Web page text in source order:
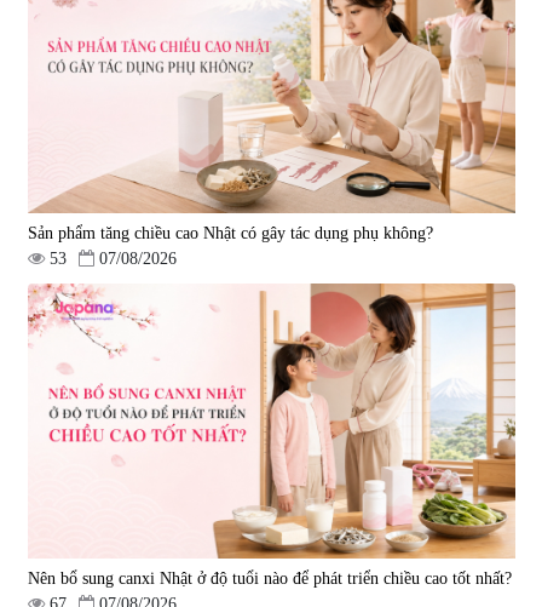
Sản phẩm tăng chiều cao Nhật có gây tác dụng phụ không?
53
07/08/2026
Nên bổ sung canxi Nhật ở độ tuổi nào để phát triển chiều cao tốt nhất?